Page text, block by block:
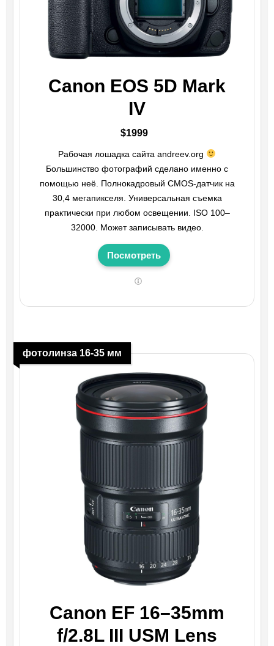
Canon EOS 5D Mark
IV
$1999
Рабочая лошадка сайта andreev.org
Большинство фотографий сделано именно с
помощью неё. Полнокадровый CMOS-датчик на
30,4 мегапикселя. Универсальная съемка
практически при любом освещении. ISO 100–
32000. Может записывать видео.
Посмотреть
фотолинза 16-35 мм
Canon EF 16–35mm
f/2.8L III USM Lens